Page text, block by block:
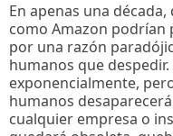
En apenas una
como Amazon podrían
por una razón
humanos que
exponencialmente,
humanos
cualquier empresa o